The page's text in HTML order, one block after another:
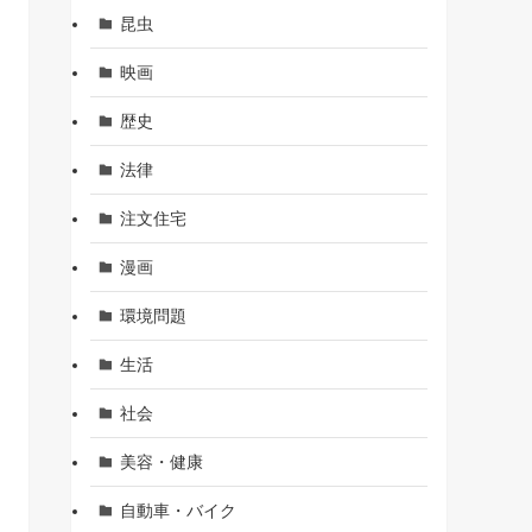
昆虫
映画
歴史
法律
注文住宅
漫画
環境問題
生活
社会
美容・健康
自動車・バイク